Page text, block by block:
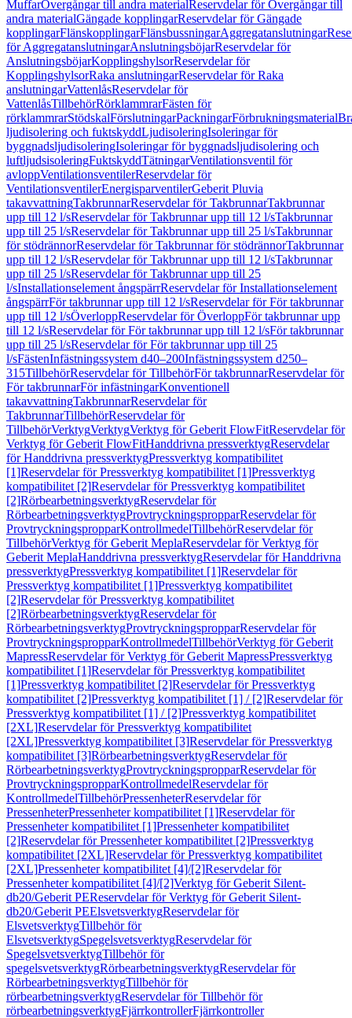
MuffarÖvergångar till andra materialReservdelar för Övergångar till
andra materialGängade kopplingarReservdelar för Gängade
kopplingarFlänskopplingarFlänsbussningarAggregatanslutningar
för AggregatanslutningarAnslutningsböjarReservdelar för
AnslutningsböjarKopplingshylsorReservdelar för
KopplingshylsorRaka anslutningarReservdelar för Raka
anslutningarVattenlåsReservdelar för
VattenlåsTillbehörRörklammrarFästen för
rörklammrarStödskalFörslutningarPackningarFörbrukningsmaterial
ljudisolering och fuktskyddLjudisoleringIsoleringar för
byggnadsljudisoleringIsoleringar för byggnadsljudisolering och
luftljudsisoleringFuktskyddTätningarVentilationsventil för
avloppVentilationsventilerReservdelar för
VentilationsventilerEnergisparventilerGeberit Pluvia
takavvattningTakbrunnarReservdelar för TakbrunnarTakbrunnar
upp till 12 l/sReservdelar för Takbrunnar upp till 12 l/sTakbrunnar
upp till 25 l/sReservdelar för Takbrunnar upp till 25 l/sTakbrunnar
för stödrännorReservdelar för Takbrunnar för stödrännorTakbrunnar
upp till 12 l/sReservdelar för Takbrunnar upp till 12 l/sTakbrunnar
upp till 25 l/sReservdelar för Takbrunnar upp till 25
l/sInstallationselement ångspärrReservdelar för Installationselement
ångspärrFör takbrunnar upp till 12 l/sReservdelar för För takbrunnar
upp till 12 l/sÖverloppReservdelar för ÖverloppFör takbrunnar upp
till 12 l/sReservdelar för För takbrunnar upp till 12 l/sFör takbrunnar
upp till 25 l/sReservdelar för För takbrunnar upp till 25
l/sFästenInfästningssystem d40–200Infästningssystem d250–
315TillbehörReservdelar för TillbehörFör takbrunnarReservdelar för
För takbrunnarFör infästningarKonventionell
takavvattningTakbrunnarReservdelar för
TakbrunnarTillbehörReservdelar för
TillbehörVerktygVerktygVerktyg för Geberit FlowFitReservdelar för
Verktyg för Geberit FlowFitHanddrivna pressverktygReservdelar
för Handdrivna pressverktygPressverktyg kompatibilitet
[1]Reservdelar för Pressverktyg kompatibilitet [1]Pressverktyg
kompatibilitet [2]Reservdelar för Pressverktyg kompatibilitet
[2]RörbearbetningsverktygReservdelar för
RörbearbetningsverktygProvtryckningspropparReservdelar för
ProvtryckningspropparKontrollmedelTillbehörReservdelar för
TillbehörVerktyg för Geberit MeplaReservdelar för Verktyg för
Geberit MeplaHanddrivna pressverktygReservdelar för Handdrivna
pressverktygPressverktyg kompatibilitet [1]Reservdelar för
Pressverktyg kompatibilitet [1]Pressverktyg kompatibilitet
[2]Reservdelar för Pressverktyg kompatibilitet
[2]RörbearbetningsverktygReservdelar för
RörbearbetningsverktygProvtryckningspropparReservdelar för
ProvtryckningspropparKontrollmedelTillbehörVerktyg för Geberit
MapressReservdelar för Verktyg för Geberit MapressPressverktyg
kompatibilitet [1]Reservdelar för Pressverktyg kompatibilitet
[1]Pressverktyg kompatibilitet [2]Reservdelar för Pressverktyg
kompatibilitet [2]Pressverktyg kompatibilitet [1] / [2]Reservdelar för
Pressverktyg kompatibilitet [1] / [2]Pressverktyg kompatibilitet
[2XL]Reservdelar för Pressverktyg kompatibilitet
[2XL]Pressverktyg kompatibilitet [3]Reservdelar för Pressverktyg
kompatibilitet [3]RörbearbetningsverktygReservdelar för
RörbearbetningsverktygProvtryckningspropparReservdelar för
ProvtryckningspropparKontrollmedelReservdelar för
KontrollmedelTillbehörPressenheterReservdelar för
PressenheterPressenheter kompatibilitet [1]Reservdelar för
Pressenheter kompatibilitet [1]Pressenheter kompatibilitet
[2]Reservdelar för Pressenheter kompatibilitet [2]Pressverktyg
kompatibilitet [2XL]Reservdelar för Pressverktyg kompatibilitet
[2XL]Pressenheter kompatibilitet [4]/[2]Reservdelar för
Pressenheter kompatibilitet [4]/[2]Verktyg för Geberit Silent-
db20/Geberit PEReservdelar för Verktyg för Geberit Silent-
db20/Geberit PEElsvetsverktygReservdelar för
ElsvetsverktygTillbehör för
ElsvetsverktygSpegelsvetsverktygReservdelar för
SpegelsvetsverktygTillbehör för
spegelsvetsverktygRörbearbetningsverktygReservdelar för
RörbearbetningsverktygTillbehör för
rörbearbetningsverktygReservdelar för Tillbehör för
rörbearbetningsverktygFjärrkontrollerFjärrkontroller